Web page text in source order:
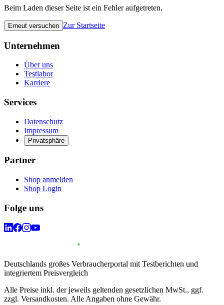
Beim Laden dieser Seite ist ein Fehler aufgetreten.
Erneut versuchen Zur Startseite
Unternehmen
Über uns
Testlabor
Karriere
Services
Datenschutz
Impressum
Privatsphäre
Partner
Shop anmelden
Shop Login
Folge uns
Deutschlands großes Verbraucherportal mit Testberichten und
integriertem Preisvergleich
Alle Preise inkl. der jeweils geltenden gesetzlichen MwSt., ggf.
zzgl. Versandkosten. Alle Angaben ohne Gewähr.